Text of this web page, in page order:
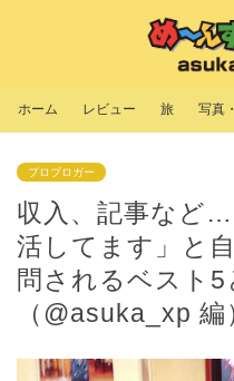
ホーム レビュー 旅 写真
プロブロガー
収入、記事など
活してます」と
問されるベスト5
（@asuka_xp 編